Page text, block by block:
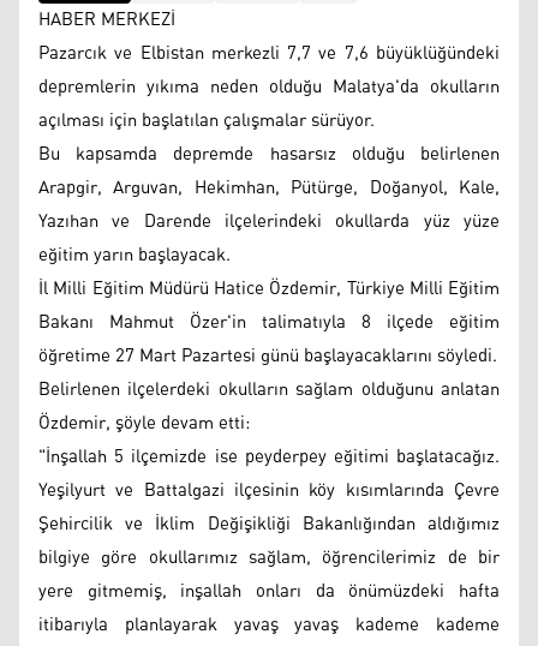
HABER MERKEZİ
Pazarcık ve Elbistan merkezli 7,7 ve 7,6 büyüklüğündeki
depremlerin yıkıma neden olduğu Malatya'da okulların
açılması için başlatılan çalışmalar sürüyor.
Bu kapsamda depremde hasarsız olduğu belirlenen
Arapgir, Arguvan, Hekimhan, Pütürge, Doğanyol, Kale,
Yazıhan ve Darende ilçelerindeki okullarda yüz yüze
eğitim yarın başlayacak.
İl Milli Eğitim Müdürü Hatice Özdemir, Türkiye Milli Eğitim
Bakanı Mahmut Özer'in talimatıyla 8 ilçede eğitim
öğretime 27 Mart Pazartesi günü başlayacaklarını söyledi.
Belirlenen ilçelerdeki okulların sağlam olduğunu anlatan
Özdemir, şöyle devam etti:
"İnşallah 5 ilçemizde ise peyderpey eğitimi başlatacağız.
Yeşilyurt ve Battalgazi ilçesinin köy kısımlarında Çevre
Şehircilik ve İklim Değişikliği Bakanlığından aldığımız
bilgiye göre okullarımız sağlam, öğrencilerimiz de bir
yere gitmemiş, inşallah onları da önümüzdeki hafta
itibarıyla planlayarak yavaş yavaş kademe kademe